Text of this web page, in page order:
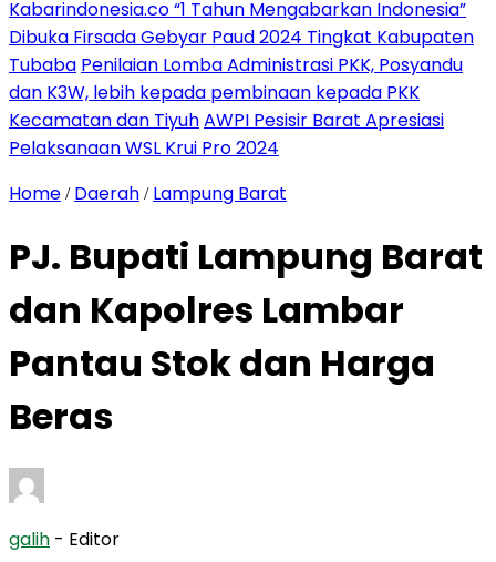
Kabarindonesia.co “1 Tahun Mengabarkan Indonesia”
Dibuka Firsada Gebyar Paud 2024 Tingkat Kabupaten
Tubaba Penilaian Lomba Administrasi PKK, Posyandu
dan K3W, lebih kepada pembinaan kepada PKK
Kecamatan dan TiyuhAWPI Pesisir Barat Apresiasi
Pelaksanaan WSL Krui Pro 2024
Home / Daerah / Lampung Barat
PJ. Bupati Lampung Barat
dan Kapolres Lambar
Pantau Stok dan Harga
Beras
galih - Editor